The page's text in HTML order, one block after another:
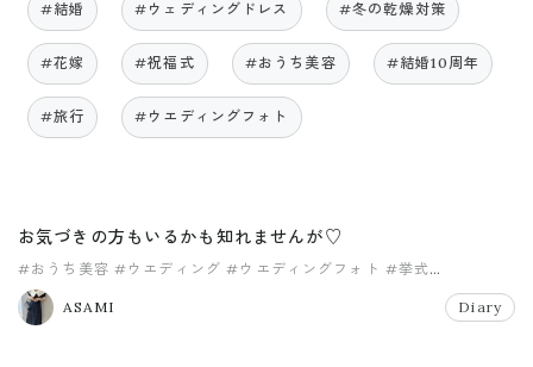
#結婚 #ウェディングドレス #冬の乾燥対策
#花嫁 #祝福式 #おうち美容 #結婚10周年
#旅行 #ウエディングフォト
お気づきの方もいるかも知れませんが♡
#おうち美容 #ウエディング #ウエディングフォト #挙式
#結婚10周年
ASAMI
Diary